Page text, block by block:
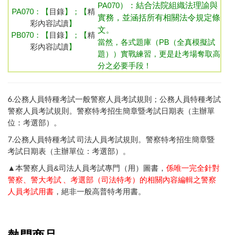
PA070： 【 目錄】；【精
彩內容試讀】
PB070：
【 目錄】；【精
彩內容試讀】
PA070）：結合法院組織法理諭與
實務，並涵括所有相關法令規定條
文。
當然，各式題庫（PB（全真模擬試
題））實戰練習，更是赴考場奪取高
分之必要手段！
6.公務人員特種考試一般警察人員考試規則 ； 公務人員特種考試
警察人員考試規則 。 警察特考招生簡章暨考試日期表（主辦單
位：考選部）
。
7.公務人員特種考試 司法人員考試規則 。 警察特考招生簡章暨
考試日期表（主辦單位：考選部）
。
▲本警察人員&司法人員考試專門（用）圖書， 係唯一完全針對
警察、警大考試 、考選部（司法特考）的相關內容編輯之警察
人員考試用書 ，絕非一般高普特考用書。